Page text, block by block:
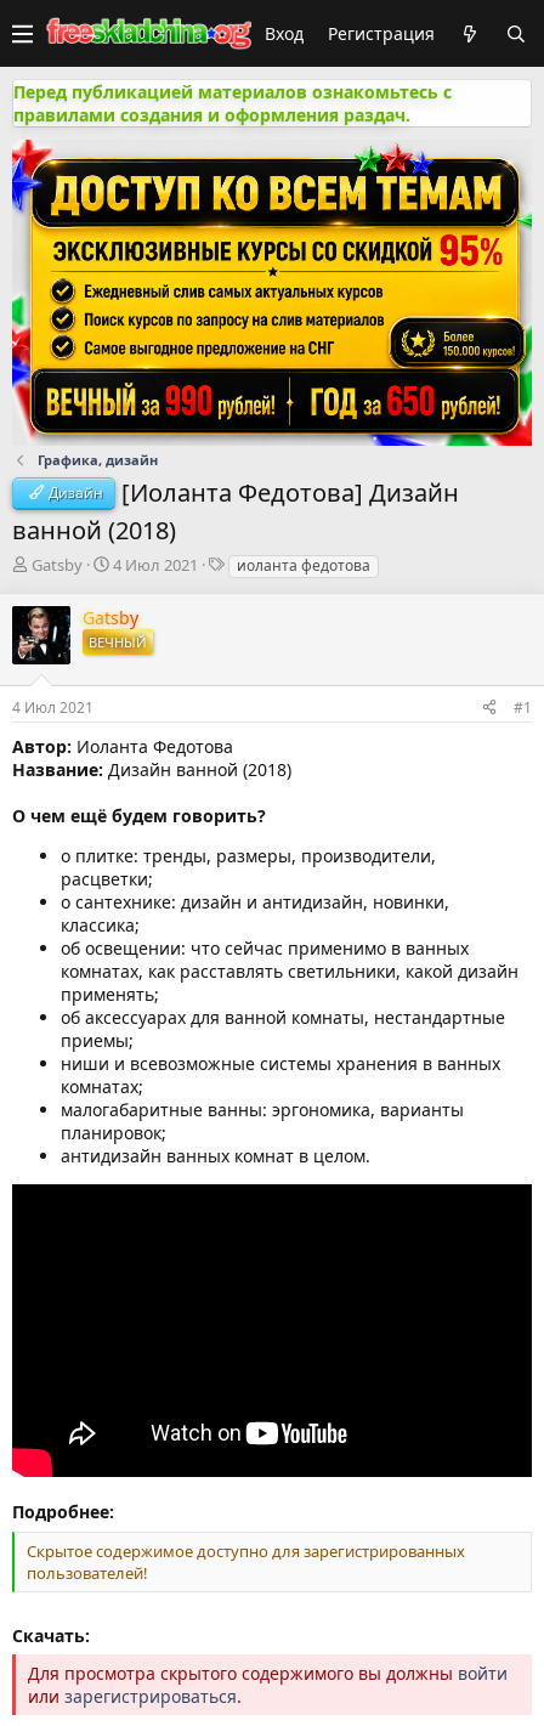
Вход Регистрация
Перед публикацией материалов ознакомьтесь с
правилами создания и оформления раздач.
Графика, дизайн
Дизайн
[Иоланта Федотова] Дизайн
ванной (2018)
А
т
о
р
м
ы
Gatsby
Д
т
а
н
а
л
а
4 Июл 2021
Тиоланта федотова
Gatsby
ВЕЧНЫЙ
4 Июл 2021 #1
Автор: Иоланта Федотова
Название: Дизайн ванной (2018)
О чем ещё будем говорить?
о плитке: тренды, размеры, производители,
расцветки;
о сантехнике: дизайн и антидизайн, новинки,
классика;
об освещении: что сейчас применимо в ванных
комнатах, как расставлять светильники, какой дизайн
применять;
об аксессуарах для ванной комнаты, нестандартные
приемы;
ниши и всевозможные системы хранения в ванных
комнатах;
малогабаритные ванны: эргономика, варианты
планировок;
антидизайн ванных комнат в целом.
Подробнее:
Скрытое содержимое доступно для зарегистрированных
пользователей!
Скачать:
Для просмотра скрытого содержимого вы должны войти
или зарегистрироваться.